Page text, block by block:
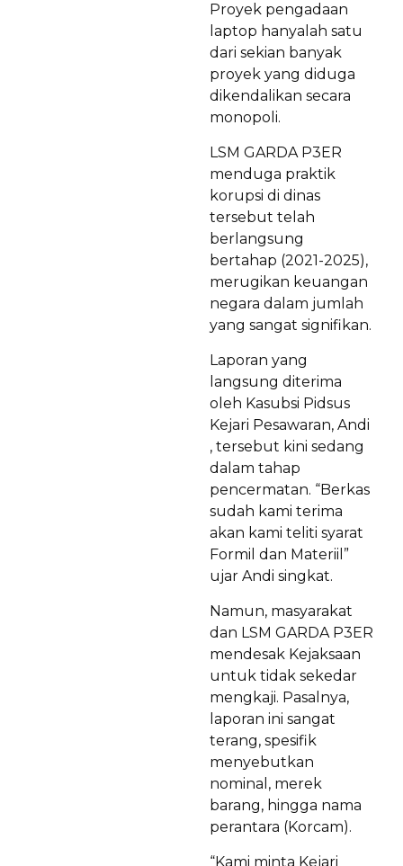
Proyek pengadaan
laptop hanyalah satu
dari sekian banyak
proyek yang diduga
dikendalikan secara
monopoli.
LSM GARDA P3ER
menduga praktik
korupsi di dinas
tersebut telah
berlangsung
bertahap (2021-2025),
merugikan keuangan
negara dalam jumlah
yang sangat signifikan.
Laporan yang
langsung diterima
oleh Kasubsi Pidsus
Kejari Pesawaran, Andi
, tersebut kini sedang
dalam tahap
pencermatan. “Berkas
sudah kami terima
akan kami teliti syarat
Formil dan Materiil”
ujar Andi singkat.
Namun, masyarakat
dan LSM GARDA P3ER
mendesak Kejaksaan
untuk tidak sekedar
mengkaji. Pasalnya,
laporan ini sangat
terang, spesifik
menyebutkan
nominal, merek
barang, hingga nama
perantara (Korcam).
“Kami minta Kejari